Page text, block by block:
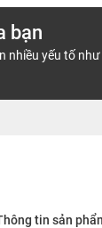
bạn
nhiều yếu tố như
tin sản